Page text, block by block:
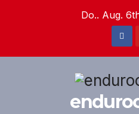
Do.. Aug.